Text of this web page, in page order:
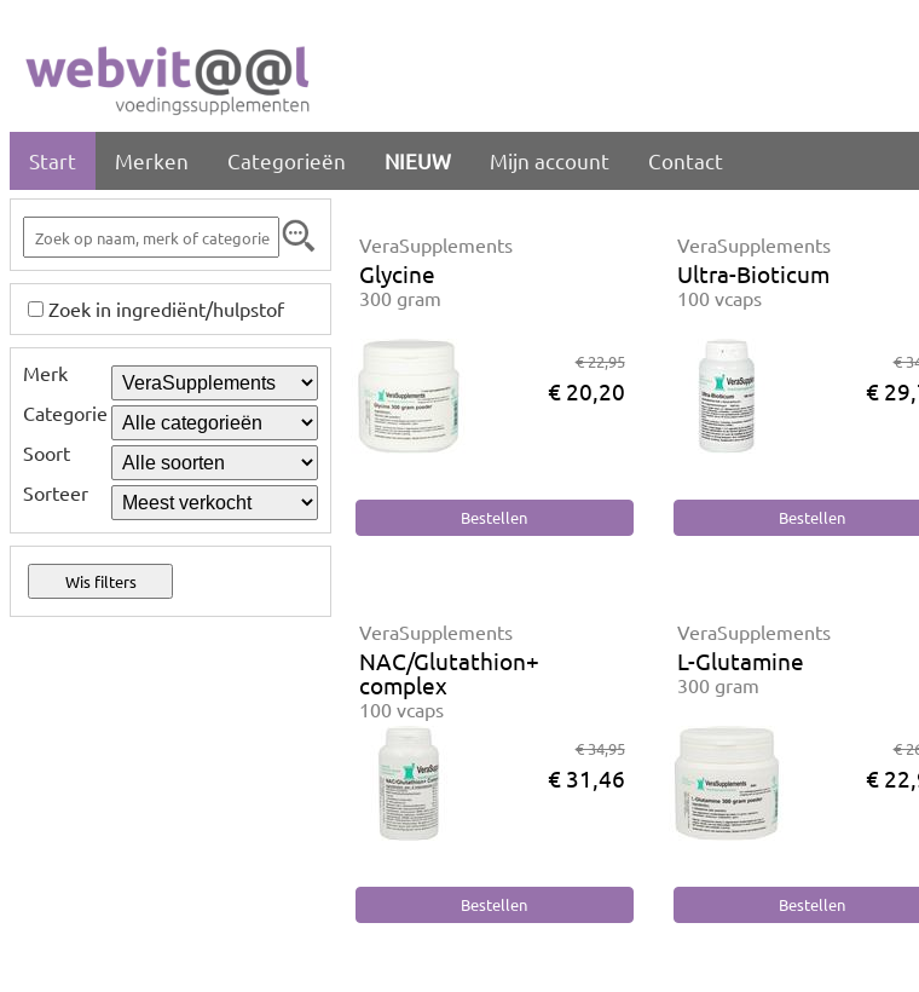
Start Merken Categorieën NIEUW Mijn account Contact
Zoek in ingrediënt/hulpstof
Merk
Categorie
Soort
Sorteer
VeraSupplements
Glycine
300 gram
€ 22,95
€ 20,20
VeraSupplements
Ultra-Bioticum
100 vcaps
€
€
VeraSupplements
NAC/Glutathion+
complex
100 vcaps
€ 34,95
€ 31,46
VeraSupplements
L-Glutamine
300 gram
€
€